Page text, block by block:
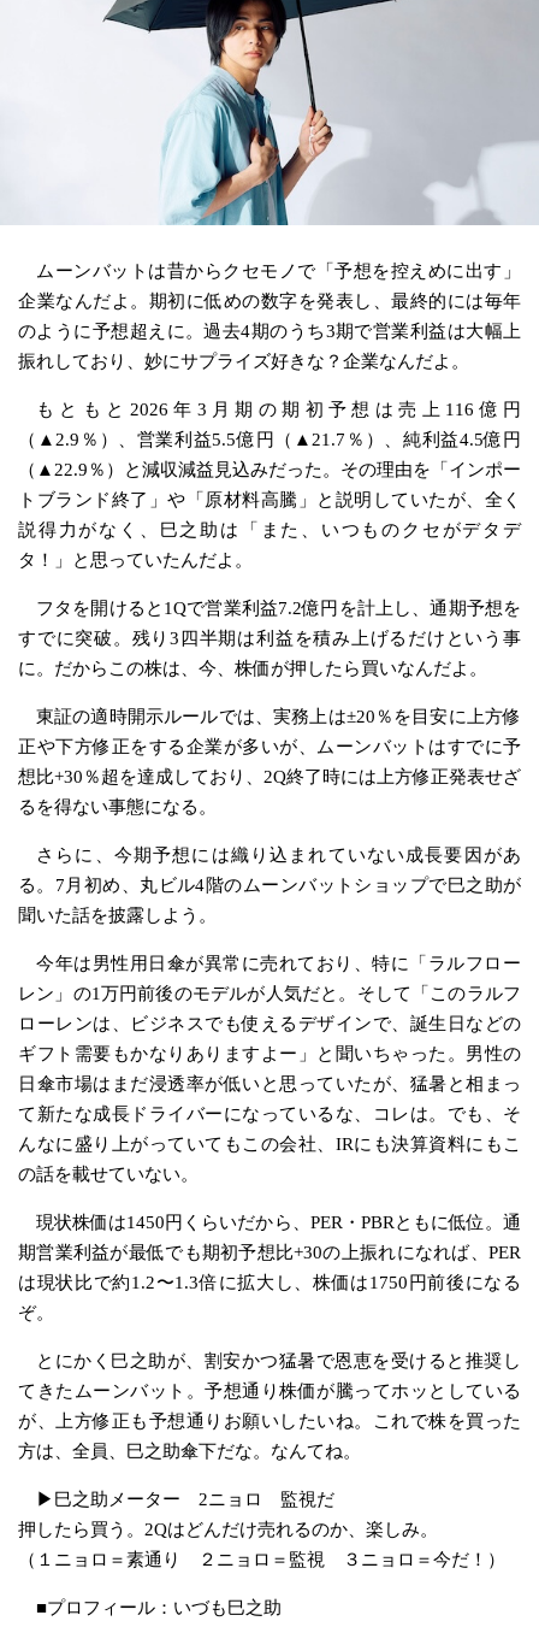
ムーンバットは昔からクセモノで「予想を控えめに出す」
企業なんだよ。期初に低めの数字を発表し、最終的には毎年
のように予想超えに。過去4期のうち3期で営業利益は大幅上
振れしており、妙にサプライズ好きな？企業なんだよ。
もともと2026年3月期の期初予想は売上116億円
（▲2.9％）、営業利益5.5億円（▲21.7％）、純利益4.5億円
（▲22.9％）と減収減益見込みだった。その理由を「インポー
トブランド終了」や「原材料高騰」と説明していたが、全く
説得力がなく、巳之助は「また、いつものクセがデタデ
タ！」と思っていたんだよ。
フタを開けると1Qで営業利益7.2億円を計上し、通期予想を
すでに突破。残り3四半期は利益を積み上げるだけという事
に。だからこの株は、今、株価が押したら買いなんだよ。
東証の適時開示ルールでは、実務上は±20％を目安に上方修
正や下方修正をする企業が多いが、ムーンバットはすでに予
想比+30％超を達成しており、2Q終了時には上方修正発表せざ
るを得ない事態になる。
さらに、今期予想には織り込まれていない成長要因があ
る。7月初め、丸ビル4階のムーンバットショップで巳之助が
聞いた話を披露しよう。
今年は男性用日傘が異常に売れており、特に「ラルフロー
レン」の1万円前後のモデルが人気だと。そして「このラルフ
ローレンは、ビジネスでも使えるデザインで、誕生日などの
ギフト需要もかなりありますよー」と聞いちゃった。男性の
日傘市場はまだ浸透率が低いと思っていたが、猛暑と相まっ
て新たな成長ドライバーになっているな、コレは。でも、そ
んなに盛り上がっていてもこの会社、IRにも決算資料にもこ
の話を載せていない。
現状株価は1450円くらいだから、PER・PBRともに低位。通
期営業利益が最低でも期初予想比+30の上振れになれば、PER
は現状比で約1.2〜1.3倍に拡大し、株価は1750円前後になる
ぞ。
とにかく巳之助が、割安かつ猛暑で恩恵を受けると推奨し
てきたムーンバット。予想通り株価が騰ってホッとしている
が、上方修正も予想通りお願いしたいね。これで株を買った
方は、全員、巳之助傘下だな。なんてね。
▶︎巳之助メーター 2ニョロ 監視だ
押したら買う。2Qはどんだけ売れるのか、楽しみ。
（１ニョロ＝素通り ２ニョロ＝監視 ３ニョロ＝今だ！）
■プロフィール：いづも巳之助